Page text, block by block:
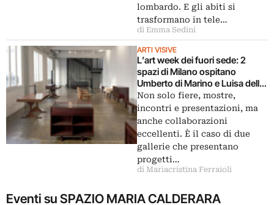
lombardo. E gli abiti si
trasformano in tele…
di Emma Sedini
ARTI VISIVE
L’art week dei fuori sede: 2
spazi di Milano ospitano
Umberto di Marino e Luisa delle
Piane
Non solo fiere, mostre,
incontri e presentazioni, ma
anche collaborazioni
eccellenti. È il caso di due
gallerie che presentano
progetti…
di Mariacristina Ferraioli
Eventi su SPAZIO MARIA CALDERARA